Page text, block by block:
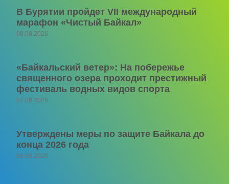
В Бурятии пройдет VII международный
марафон «Чистый Байкал»
08.08.2026
«Байкальский ветер»: На побережье
священного озера проходит престижный
фестиваль водных видов спорта
07.08.2026
Утверждены меры по защите Байкала до
конца 2026 года
06.08.2026